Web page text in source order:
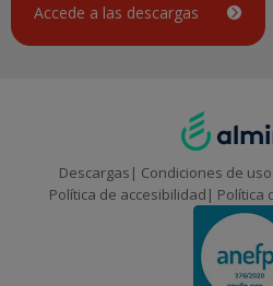
Accede a las descargas
Descargas Condiciones de uso
Política de accesibilidad
Política